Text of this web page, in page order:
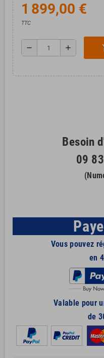
1 899,00 €
TTC
remove add
Besoin
09
Vous pouvez
en
Valable pour
de